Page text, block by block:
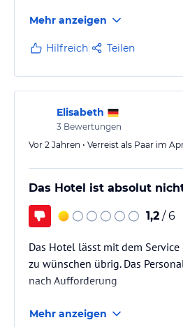
motivieren, alle sehr
oben. Hotel ist hauptsächlich
Mehr anzeigen
Hilfreich Teilen
Elisabeth
3 Bewertungen
Vor 2 Jahren • Verreist als Paar im
Das Hotel ist absolut
1,2 / 6
Das Hotel lässt mit dem
zu wünschen übrig. Das
nach Aufforderung
Mehr anzeigen